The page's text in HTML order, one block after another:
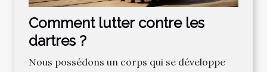
Comment lutter contre les
dartres ?
Nous possédons un corps qui se développe